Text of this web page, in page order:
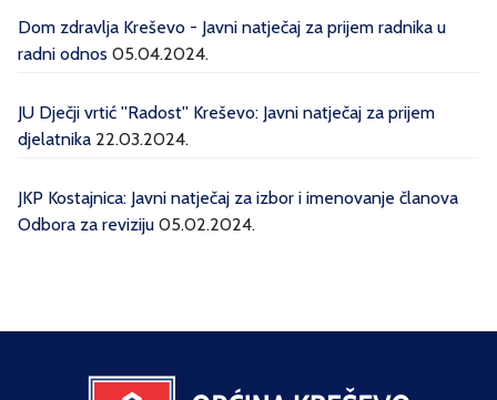
Dom zdravlja Kreševo - Javni natječaj za prijem radnika u
radni odnos 05.04.2024.
JU Dječji vrtić ''Radost'' Kreševo: Javni natječaj za prijem
djelatnika 22.03.2024.
JKP Kostajnica: Javni natječaj za izbor i imenovanje članova
Odbora za reviziju 05.02.2024.